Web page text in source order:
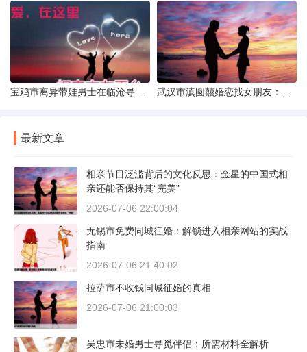
最新文章
相亲节目泛滥背后的文化反思：金星的中国式相
亲还能否保持其“完美”
2026-07-06 22:00:04
无锡市免费同城征婚：解锁进入相亲网站的实战
指南
2026-07-06 21:40:02
拉萨市不收钱同城征婚的真相
2026-07-06 21:00:03
吴忠市未婚男士寻觅伴侣：所需材料全解析